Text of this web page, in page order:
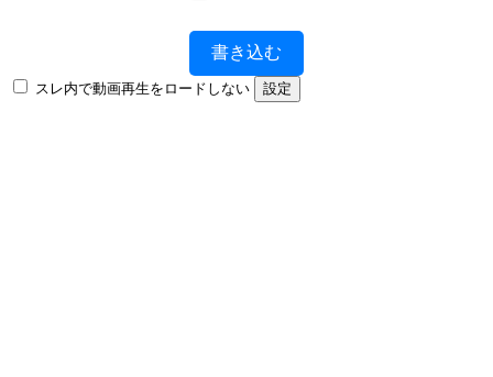
書き込む
スレ内で動画再生をロードしない